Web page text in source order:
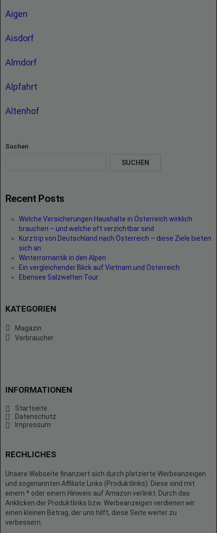
Aigen
Aisdorf
Almdorf
Alpfahrt
Altenhof
Suchen
SUCHEN
Recent Posts
Welche Versicherungen Haushalte in Österreich wirklich
brauchen – und welche oft verzichtbar sind
Kurztrip von Deutschland nach Österreich – diese Ziele bieten
sich an
Winterromantik in den Alpen
Ein vergleichender Blick auf Vietnam und Österreich
Ebensee Salzwelten Tour
KATEGORIEN
Magazin
Verbraucher
INFORMATIONEN
Startseite
Datenschutz
Impressum
RECHLICHES
Unsere Webseite finanziert sich durch platzierte Werbeanzeigen
und sogenannten Affiliate Links (Produktlinks). Diese sind mit
einem * oder einem Hinweis auf Amazon verlinkt. Durch das
Anklicken der Produktlinks bzw. Werbeanzeigen verdienen wir
einen kleinen Betrag, der uns hilft, diese Seite weiter zu
verbessern.